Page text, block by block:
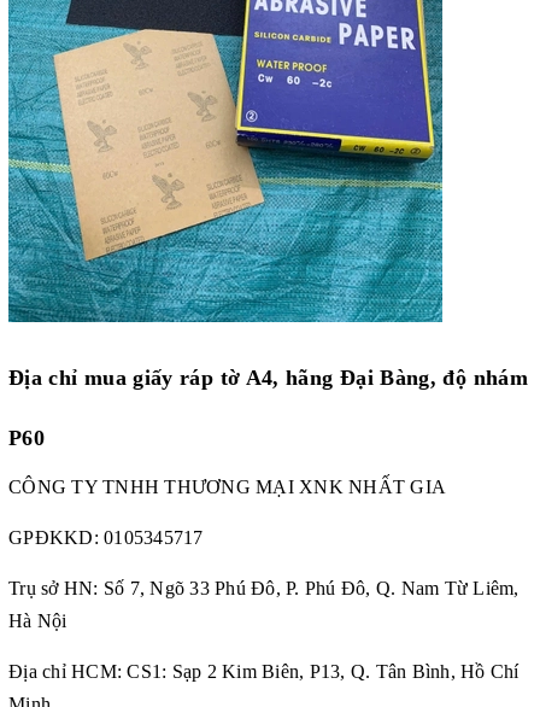
Địa chỉ mua giấy ráp tờ A4, hãng Đại Bàng, độ nhám
P60
CÔNG TY TNHH THƯƠNG MẠI XNK NHẤT GIA
GPĐKKD: 0105345717
Trụ sở HN: Số 7, Ngõ 33 Phú Đô, P. Phú Đô, Q. Nam Từ Liêm,
Hà Nội
Địa chỉ HCM: CS1: Sạp 2 Kim Biên, P13, Q. Tân Bình, Hồ Chí